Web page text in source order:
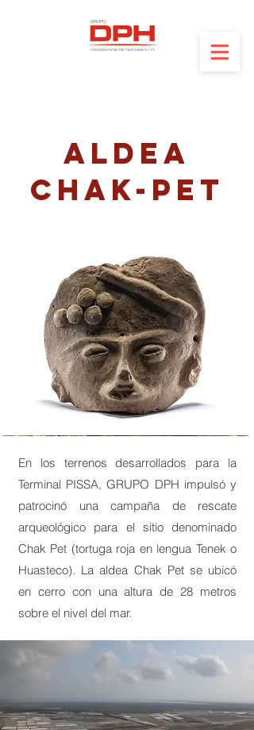
ALDEA
CHAK-PET
En los terrenos desarrollados para la
Terminal PISSA, GRUPO DPH impulsó y
patrocinó una campaña de rescate
arqueológico para el sitio denominado
Chak Pet (tortuga roja en lengua Tenek o
Huasteco). La aldea Chak Pet se ubicó
en cerro con una altura de 28 metros
sobre el nivel del mar.